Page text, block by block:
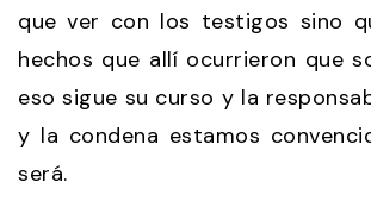
que ver con los testigos sino
hechos que allí ocurrieron que
eso sigue su curso y la
y la condena estamos
será.